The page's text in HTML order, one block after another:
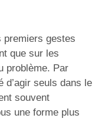
premiers gestes
que sur les
problème. Par
d’agir seuls dans le
souvent
une forme plus